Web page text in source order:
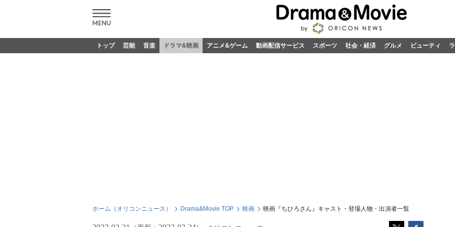
トップ 芸能 音楽 ドラマ&映画 アニメ&ゲーム 動画配信サービス スポーツ 社会・経済 グルメ ビューティ
ホーム（オリコンニュース） Drama&Movie TOP 映画 映画『ちひろさん』キャスト・登場人物・出演者一覧